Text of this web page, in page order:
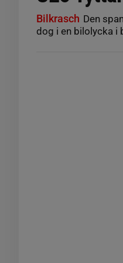
Bilkrasch Den
dog i en bilolycka i